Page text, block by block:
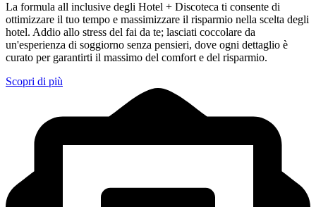
La formula all inclusive degli Hotel + Discoteca ti consente di
ottimizzare il tuo tempo e massimizzare il risparmio nella scelta degli
hotel. Addio allo stress del fai da te; lasciati coccolare da
un'esperienza di soggiorno senza pensieri, dove ogni dettaglio è
curato per garantirti il massimo del comfort e del risparmio.
Scopri di più